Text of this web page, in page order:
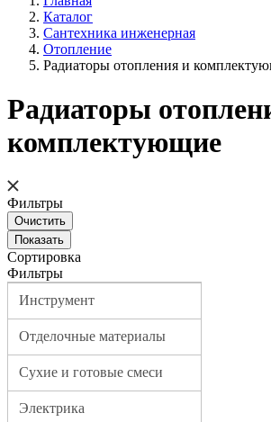
Каталог
Сантехника инженерная
Отопление
Радиаторы отопления и
Радиаторы
комплектующие
Фильтры
Сортировка
Фильтры
Инструмент
Отделочные материалы
Сухие и готовые смеси
Электрика